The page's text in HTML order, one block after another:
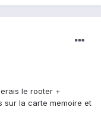
le rooter +
sur la carte memoire et